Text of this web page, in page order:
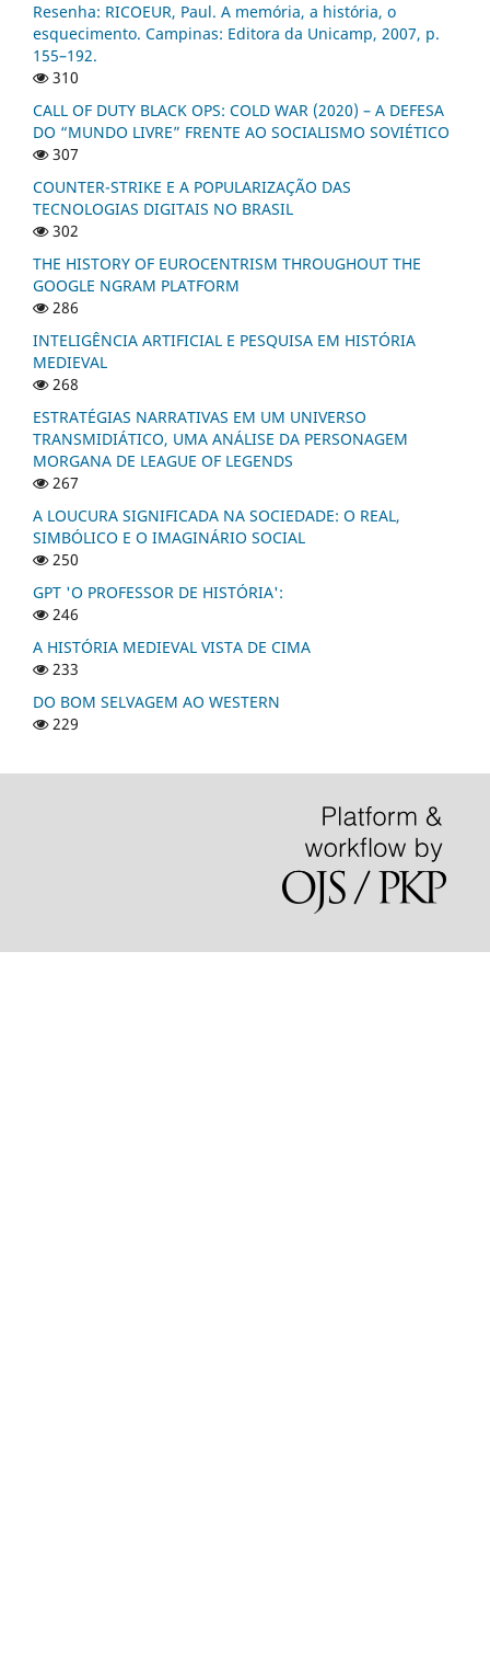
Resenha: RICOEUR, Paul. A memória, a história, o
esquecimento. Campinas: Editora da Unicamp, 2007, p.
155–192.
310
CALL OF DUTY BLACK OPS: COLD WAR (2020) – A DEFESA
DO “MUNDO LIVRE” FRENTE AO SOCIALISMO SOVIÉTICO
307
COUNTER-STRIKE E A POPULARIZAÇÃO DAS
TECNOLOGIAS DIGITAIS NO BRASIL
302
THE HISTORY OF EUROCENTRISM THROUGHOUT THE
GOOGLE NGRAM PLATFORM
286
INTELIGÊNCIA ARTIFICIAL E PESQUISA EM HISTÓRIA
MEDIEVAL
268
ESTRATÉGIAS NARRATIVAS EM UM UNIVERSO
TRANSMIDIÁTICO, UMA ANÁLISE DA PERSONAGEM
MORGANA DE LEAGUE OF LEGENDS
267
A LOUCURA SIGNIFICADA NA SOCIEDADE: O REAL,
SIMBÓLICO E O IMAGINÁRIO SOCIAL
250
GPT 'O PROFESSOR DE HISTÓRIA':
246
A HISTÓRIA MEDIEVAL VISTA DE CIMA
233
DO BOM SELVAGEM AO WESTERN
229